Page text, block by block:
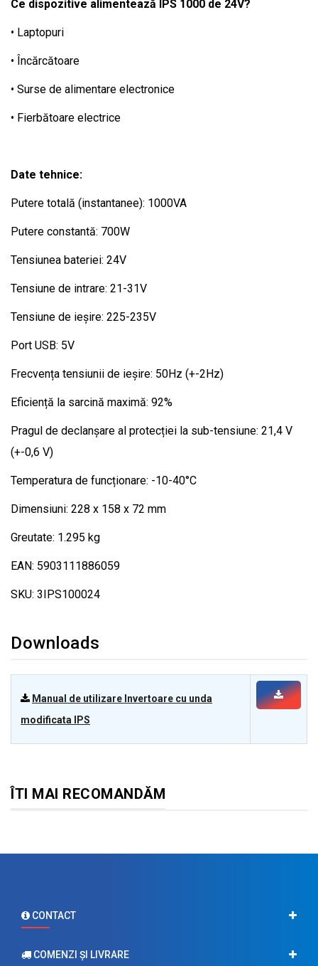
Ce dispozitive alimentează IPS 1000 de 24V?
• Laptopuri
• Încărcătoare
• Surse de alimentare electronice
• Fierbătoare electrice
Date tehnice:
Putere totală (instantanee): 1000VA
Putere constantă: 700W
Tensiunea bateriei: 24V
Tensiune de intrare: 21-31V
Tensiune de ieșire: 225-235V
Port USB: 5V
Frecvența tensiunii de ieșire: 50Hz (+-2Hz)
Eficiență la sarcină maximă: 92%
Pragul de declanșare al protecției la sub-tensiune: 21,4 V
(+-0,6 V)
Temperatura de funcționare: -10-40°C
Dimensiuni: 228 x 158 x 72 mm
Greutate: 1.295 kg
EAN: 5903111886059
SKU: 3IPS100024
Downloads
Manual de utilizare Invertoare cu unda
modificata IPS
ÎTI MAI RECOMANDĂM
CONTACT
COMENZI ŞI LIVRARE